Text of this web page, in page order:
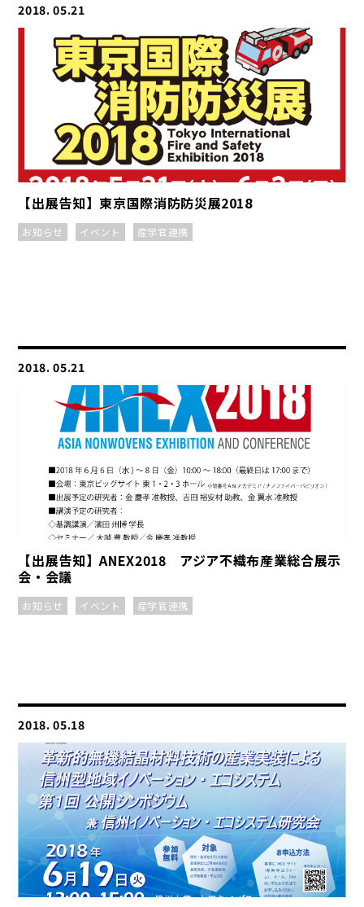
2018. 05.21
【出展告知】東京国際消防防災展2018
お知らせ イベント 産学官連携
2018. 05.21
【出展告知】ANEX2018 アジア不織布産業総合展示
会・会議
お知らせ イベント 産学官連携
2018. 05.18